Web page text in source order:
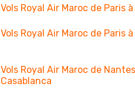
Vols Royal Air Maroc de Paris
Vols Royal Air Maroc de Paris
Vols Royal Air Maroc de
Casablanca